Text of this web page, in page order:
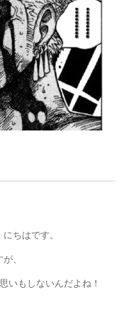
ちはです。
、
いもしないんだよね！